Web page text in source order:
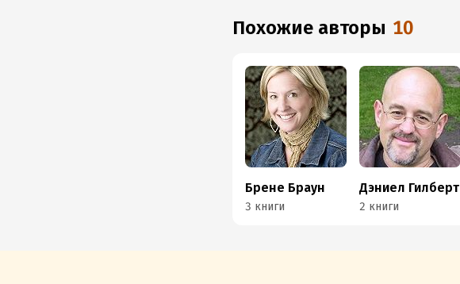
Похожие авторы 10
Брене Браун
3 книги
Дэниел Гилберт
2 книги